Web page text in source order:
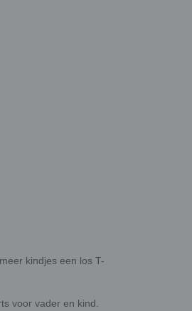
kindjes een los T-
voor vader en kind.